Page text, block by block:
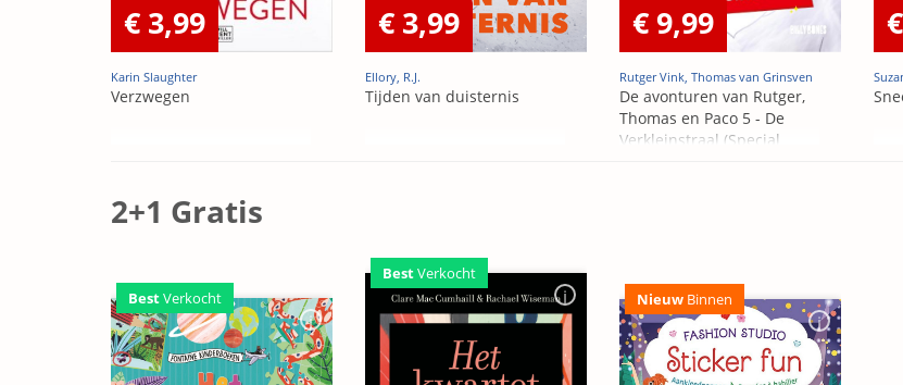
€ 3,99
Karin Slaughter
Verzwegen
€ 3,99
Ellory, R.J.
Tijden van duisternis
€ 9,99
Rutger Vink, Thomas van Grinsven
De avonturen van Rutger,
Thomas en Paco 5 - De
Verkleinstraal (Special
2+1 Gratis
BestVerkocht
BestVerkocht
Nieuw Binnen